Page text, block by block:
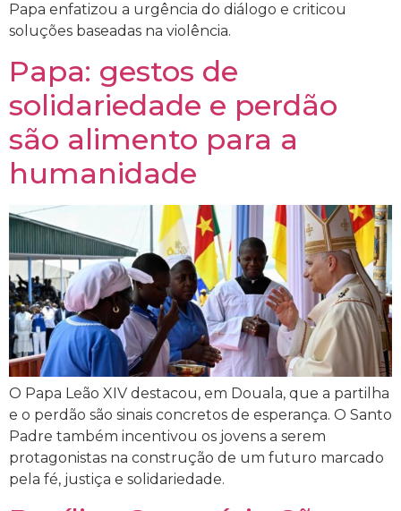
Papa enfatizou a urgência do diálogo e criticou
soluções baseadas na violência.
Papa: gestos de
solidariedade e perdão
são alimento para a
humanidade
O Papa Leão XIV destacou, em Douala, que a partilha
e o perdão são sinais concretos de esperança. O Santo
Padre também incentivou os jovens a serem
protagonistas na construção de um futuro marcado
pela fé, justiça e solidariedade.